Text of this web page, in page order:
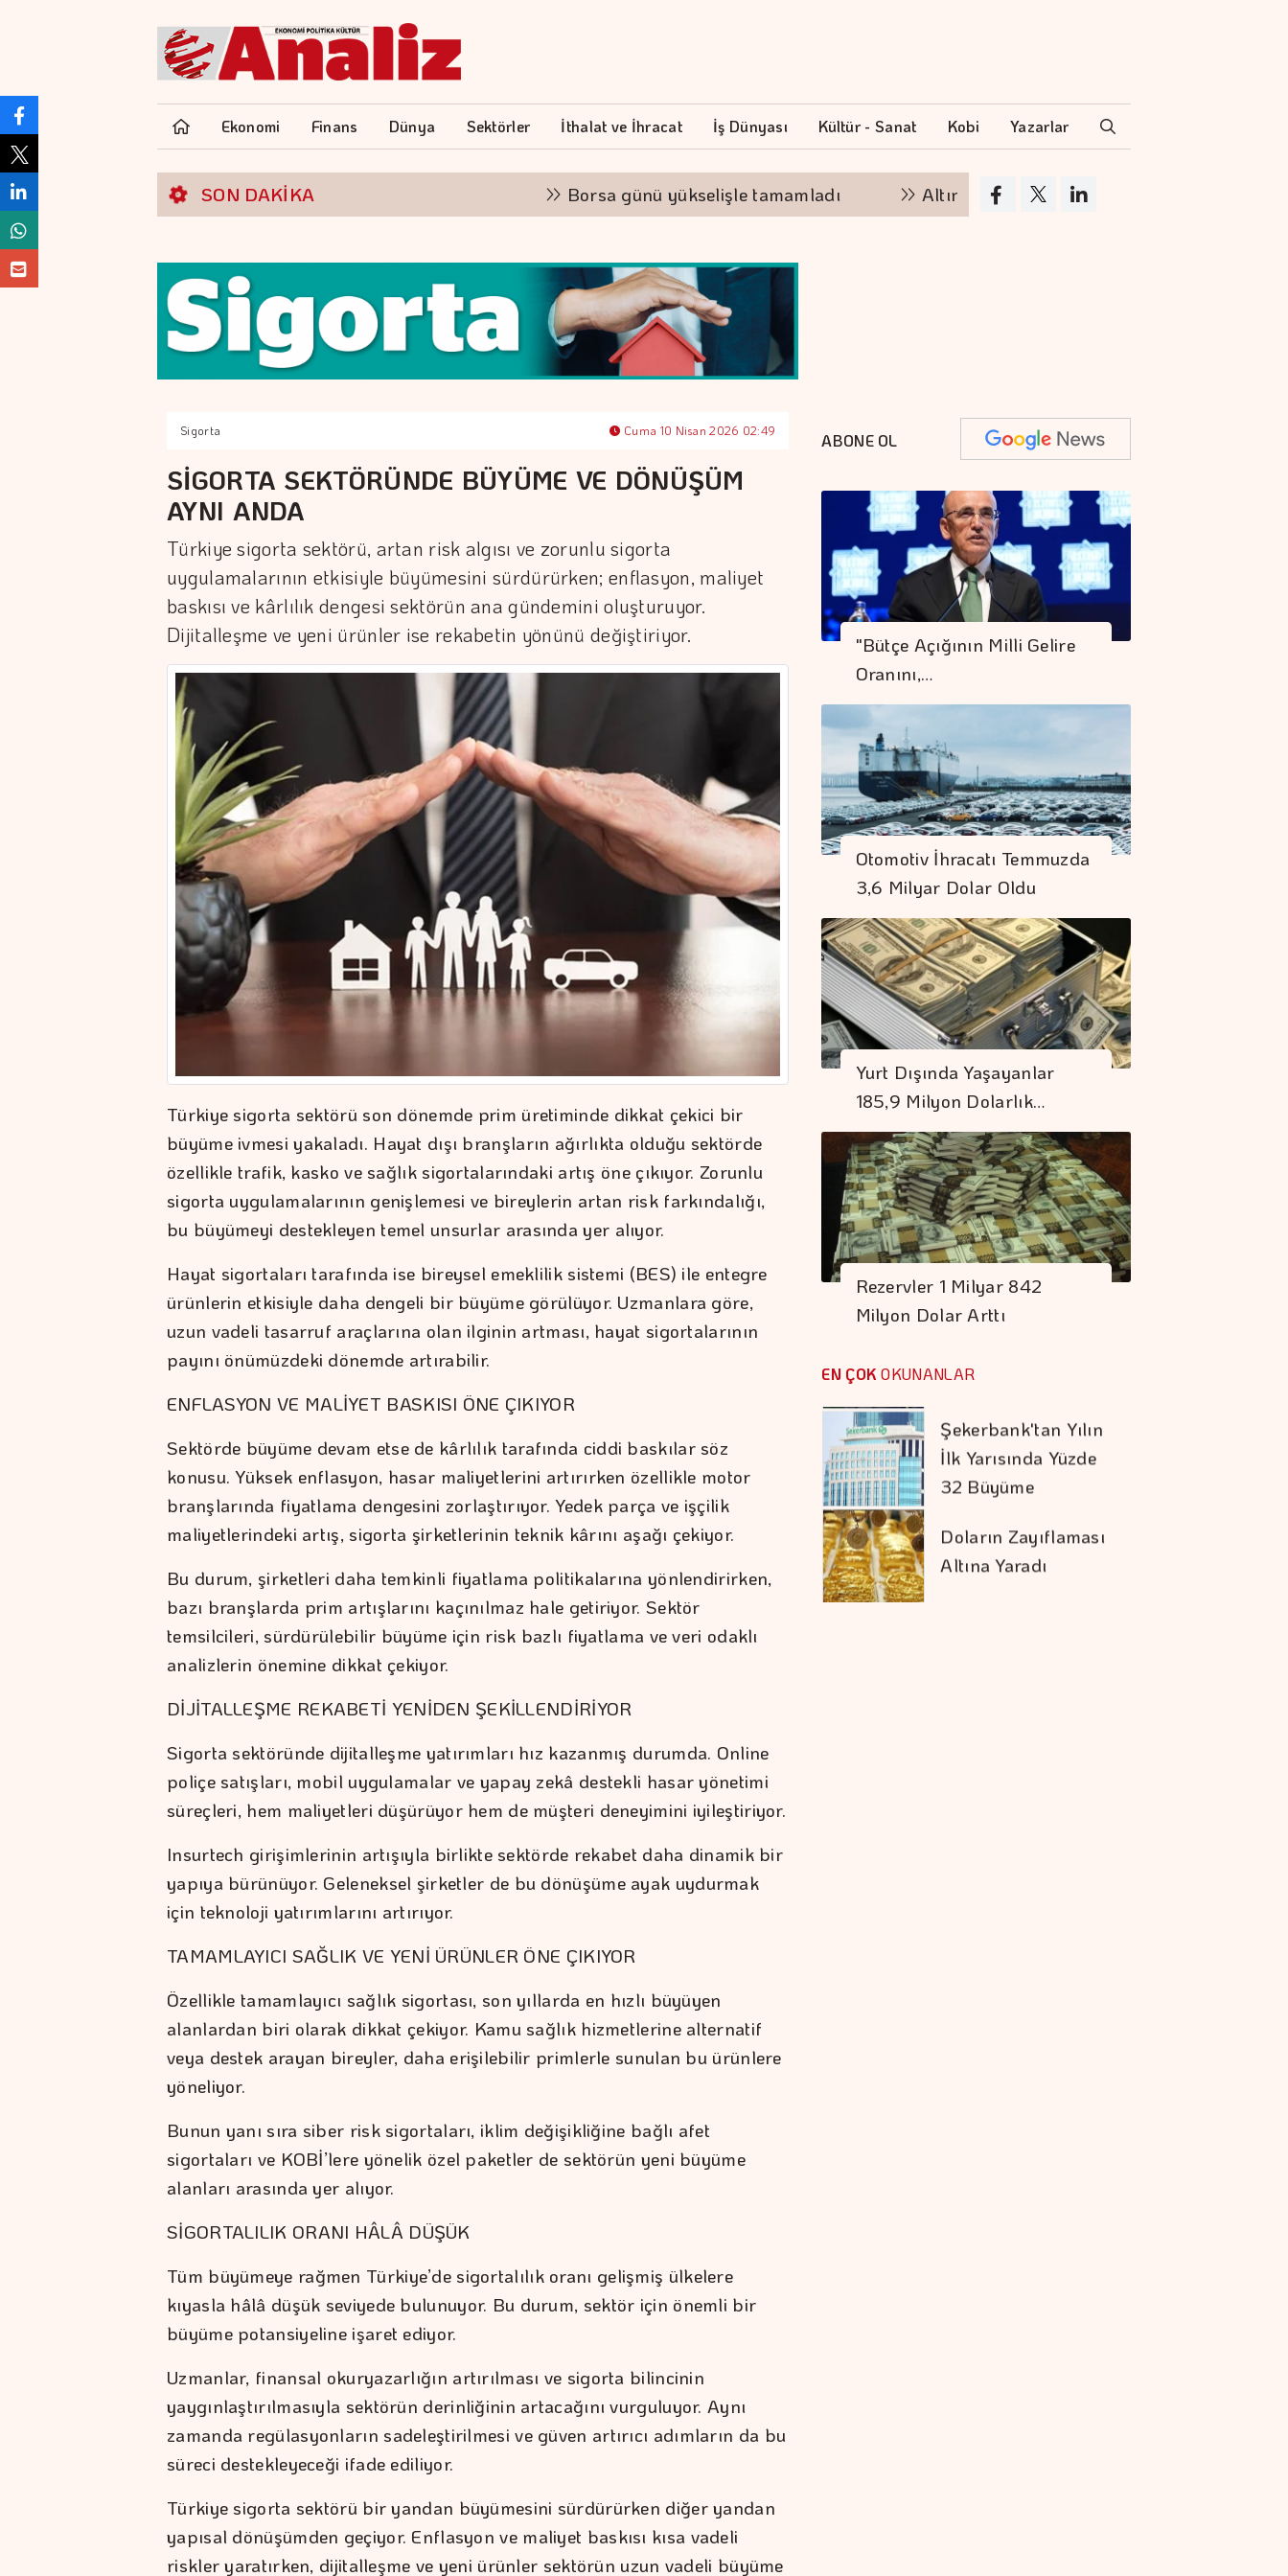
Ekonomi Finans Dünya Sektörler İthalat ve İhracat İş Dünyası Kültür - Sanat Kobi Yazarlar
SON DAKİKA Borsa günü yükselişle tamamladı Altının kilogramı 6 milyon 500 bin liraya yükseldi
Sigorta Cuma 10 Nisan 2026 02:49
SİGORTA SEKTÖRÜNDE BÜYÜME VE DÖNÜŞÜM
AYNI ANDA
Türkiye sigorta sektörü, artan risk algısı ve zorunlu sigorta
uygulamalarının etkisiyle büyümesini sürdürürken; enflasyon, maliyet
baskısı ve kârlılık dengesi sektörün ana gündemini oluşturuyor.
Dijitalleşme ve yeni ürünler ise rekabetin yönünü değiştiriyor.
Türkiye sigorta sektörü son dönemde prim üretiminde dikkat çekici bir
büyüme ivmesi yakaladı. Hayat dışı branşların ağırlıkta olduğu sektörde
özellikle trafik, kasko ve sağlık sigortalarındaki artış öne çıkıyor. Zorunlu
sigorta uygulamalarının genişlemesi ve bireylerin artan risk farkındalığı,
bu büyümeyi destekleyen temel unsurlar arasında yer alıyor.
Hayat sigortaları tarafında ise bireysel emeklilik sistemi (BES) ile entegre
ürünlerin etkisiyle daha dengeli bir büyüme görülüyor. Uzmanlara göre,
uzun vadeli tasarruf araçlarına olan ilginin artması, hayat sigortalarının
payını önümüzdeki dönemde artırabilir.
ENFLASYON VE MALİYET BASKISI ÖNE ÇIKIYOR
Sektörde büyüme devam etse de kârlılık tarafında ciddi baskılar söz
konusu. Yüksek enflasyon, hasar maliyetlerini artırırken özellikle motor
branşlarında fiyatlama dengesini zorlaştırıyor. Yedek parça ve işçilik
maliyetlerindeki artış, sigorta şirketlerinin teknik kârını aşağı çekiyor.
Bu durum, şirketleri daha temkinli fiyatlama politikalarına yönlendirirken,
bazı branşlarda prim artışlarını kaçınılmaz hale getiriyor. Sektör
temsilcileri, sürdürülebilir büyüme için risk bazlı fiyatlama ve veri odaklı
analizlerin önemine dikkat çekiyor.
DİJİTALLEŞME REKABETİ YENİDEN ŞEKİLLENDİRİYOR
Sigorta sektöründe dijitalleşme yatırımları hız kazanmış durumda. Online
poliçe satışları, mobil uygulamalar ve yapay zekâ destekli hasar yönetimi
süreçleri, hem maliyetleri düşürüyor hem de müşteri deneyimini iyileştiriyor.
Insurtech girişimlerinin artışıyla birlikte sektörde rekabet daha dinamik bir
yapıya bürünüyor. Geleneksel şirketler de bu dönüşüme ayak uydurmak
için teknoloji yatırımlarını artırıyor.
TAMAMLAYICI SAĞLIK VE YENİ ÜRÜNLER ÖNE ÇIKIYOR
Özellikle tamamlayıcı sağlık sigortası, son yıllarda en hızlı büyüyen
alanlardan biri olarak dikkat çekiyor. Kamu sağlık hizmetlerine alternatif
veya destek arayan bireyler, daha erişilebilir primlerle sunulan bu ürünlere
yöneliyor.
Bunun yanı sıra siber risk sigortaları, iklim değişikliğine bağlı afet
sigortaları ve KOBİ’lere yönelik özel paketler de sektörün yeni büyüme
alanları arasında yer alıyor.
SİGORTALILIK ORANI HÂLÂ DÜŞÜK
Tüm büyümeye rağmen Türkiye’de sigortalılık oranı gelişmiş ülkelere
kıyasla hâlâ düşük seviyede bulunuyor. Bu durum, sektör için önemli bir
büyüme potansiyeline işaret ediyor.
Uzmanlar, finansal okuryazarlığın artırılması ve sigorta bilincinin
yaygınlaştırılmasıyla sektörün derinliğinin artacağını vurguluyor. Aynı
zamanda regülasyonların sadeleştirilmesi ve güven artırıcı adımların da bu
süreci destekleyeceği ifade ediliyor.
Türkiye sigorta sektörü bir yandan büyümesini sürdürürken diğer yandan
yapısal dönüşümden geçiyor. Enflasyon ve maliyet baskısı kısa vadeli
riskler yaratırken, dijitalleşme ve yeni ürünler sektörün uzun vadeli büyüme
ABONE OL
"Bütçe Açığının Milli Gelire
Oranını,…
Otomotiv İhracatı Temmuzda
3,6 Milyar Dolar Oldu
Yurt Dışında Yaşayanlar
185,9 Milyon Dolarlık…
Rezervler 1 Milyar 842
Milyon Dolar Arttı
EN ÇOK OKUNANLAR
Geleceğin Hasadı
Programı Türkiye'de
Başlıyor
Gümrüklerde 58 Bin
519 Canlı Hayvan
Ele Geçirildi
Borç Kıskacı
Derinleşiyor
Koç Holding 1,7
Kombine Yatırım
Şekerbank'tan Yılın
İlk Yarısında Yüzde
32 Büyüme
Doların Zayıflaması
Altına Yaradı